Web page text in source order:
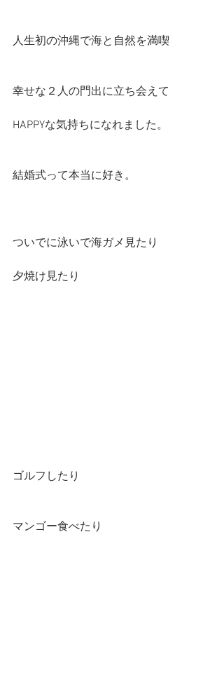
人生初の沖縄で海と自然を満喫
幸せな２人の門出に立ち会えて
HAPPYな気持ちになれました。
結婚式って本当に好き。
ついでに泳いで海ガメ見たり
夕焼け見たり
ゴルフしたり
マンゴー食べたり